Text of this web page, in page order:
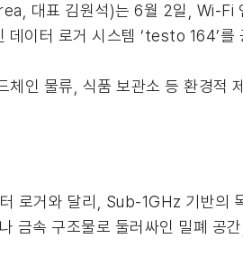
대표 김원석)는 6월 2일, Wi-Fi
이터 로거 시스템 ‘testo 164’를
인 물류, 식품 보관소 등 환경적
로거와 달리, Sub-1GHz 기반의
금속 구조물로 둘러싸인 밀폐 공